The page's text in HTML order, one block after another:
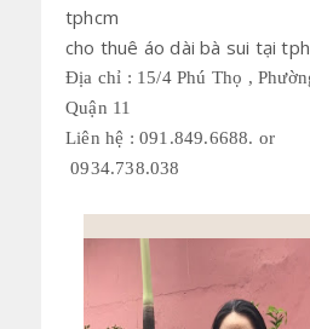
tphcm
cho thuê áo dài bà sui tại
Địa chỉ : 15/4 Phú Thọ ,
Quận 11
Liên hệ : 091.849.6688. or
0934.738.038